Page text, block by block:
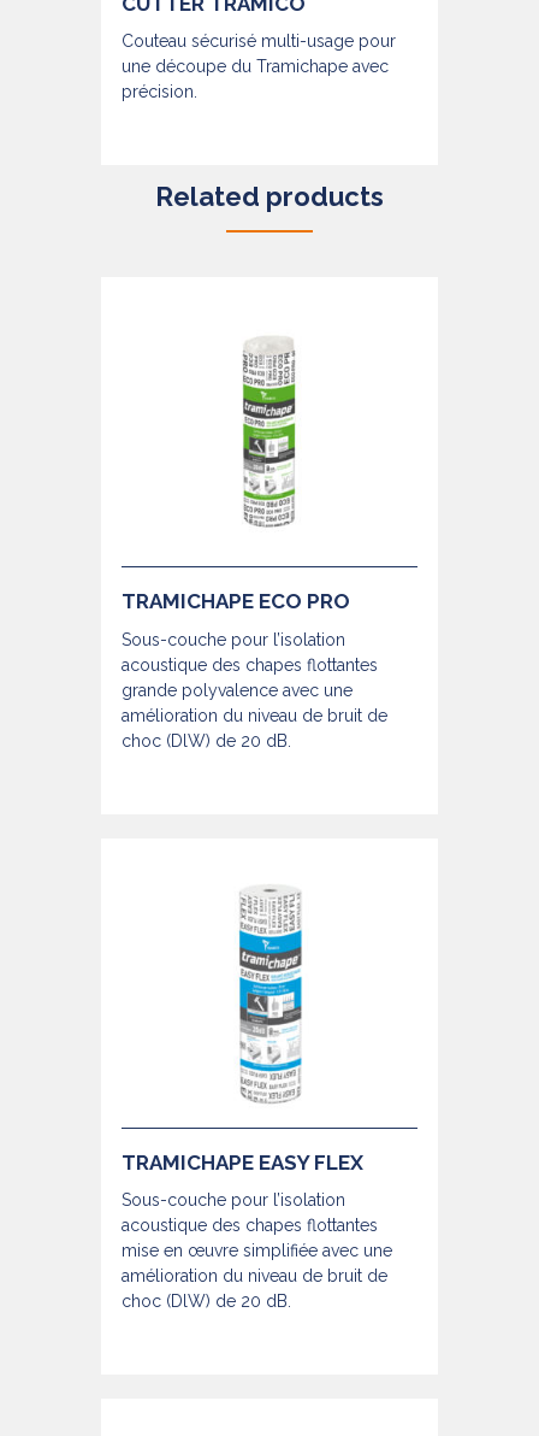
Couteau sécurisé multi-usage pour
une découpe du Tramichape avec
précision.
Related products
TRAMICHAPE ECO PRO
Sous-couche pour l’isolation
acoustique des chapes flottantes
grande polyvalence avec une
amélioration du niveau de bruit de
choc (DlW) de 20 dB.
TRAMICHAPE EASY FLEX
Sous-couche pour l’isolation
acoustique des chapes flottantes
mise en œuvre simplifiée avec une
amélioration du niveau de bruit de
choc (DlW) de 20 dB.